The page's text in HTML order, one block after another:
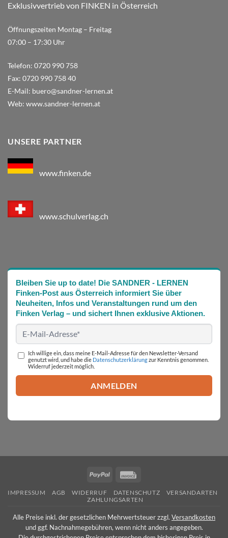
Exklusivvertrieb von FINKEN in Österreich
Öffnungszeiten Montag – Freitag
07:00 – 17:30 Uhr
Telefon: 0720 990 758
Fax: 0720 990 758 40
E-Mail: buero@sandner-lernen.at
Web: www.sandner-lernen.at
UNSERE PARTNER
www.finken.de
www.schulverlag.ch
Bleiben Sie up to date! Die SANDNER - LERNEN
Finken-Post aus Österreich informiert Sie über
Neuheiten, Infos und Veranstaltungen rund um den
Finken Verlag – und sichert Ihnen exklusive Aktionen.
Ich willige ein, dass meine E-Mail-Adresse für den Newsletter-Versand
genutzt wird, und habe die Datenschutzerklärungzur Kenntnis genommen.
Widerruf jederzeit möglich.
PayPal
IMPRESSUM AGB WIDERRUF DATENSCHUTZ
VERSANDARTEN
ZAHLUNGSARTEN
Alle Preise inkl. der gesetzlichen Mehrwertsteuer zzgl. Versandkosten
und ggf. Nachnahmegebühren, wenn nicht anders angegeben.